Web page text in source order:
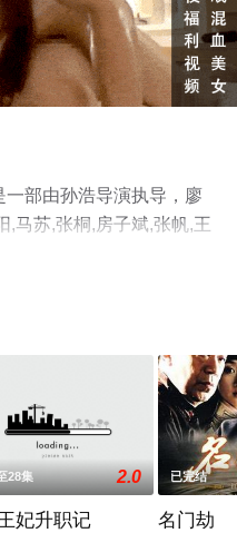
部由孙浩导演执导，廖
,马苏,张桐,房子斌,张帆,王
,赵佳丽,陶慧,陈玺旭等明
网，更多相关信息可移
28集 2.0
妃升职记
已完结
名门劫